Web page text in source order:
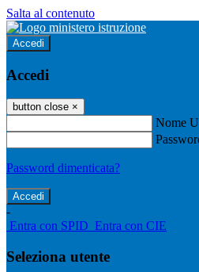
Salta al contenuto
Accedi
Accedi
button close ×
Nome
Password dimenticata?
-
Entra con SPID Entra con CIE
Seleziona utente